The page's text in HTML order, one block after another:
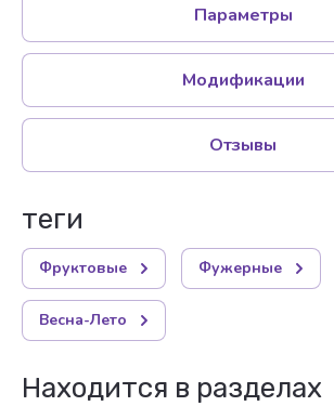
Параметры
Модификации
Отзывы
теги
Фруктовые Фужерные
Весна-Лето
Находится в разделах